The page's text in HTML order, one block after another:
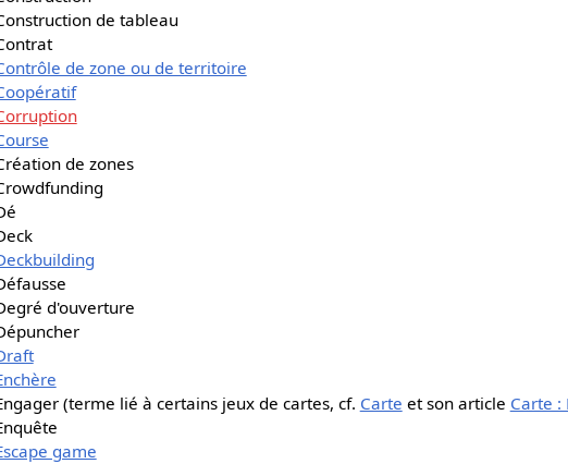
de tableau
de zone ou de territoire
de zones
d'ouverture
(terme lié à certains jeux de cartes, cf. Carte et son article Carte :
game